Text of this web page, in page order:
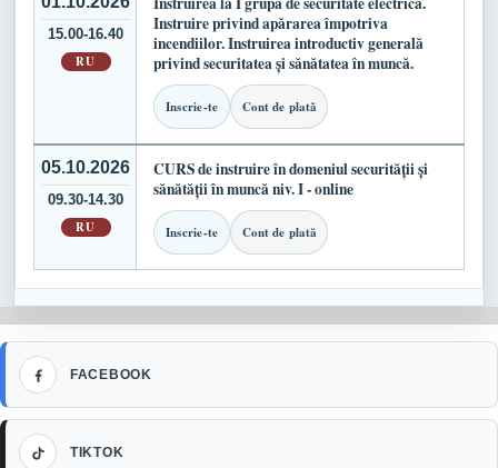
15.00-16.40
RU
Instruire privind apărarea împotriva
incendiilor. Instruirea introductiv generală
privind securitatea și sănătatea în muncă.
Inscrie-te Cont de plată
05.10.2026
09.30-14.30
RU
CURS de instruire în domeniul securității și
sănătății în muncă niv. I - online
Inscrie-te Cont de plată
FACEBOOK
Facebook
TIKTOK
TikTok